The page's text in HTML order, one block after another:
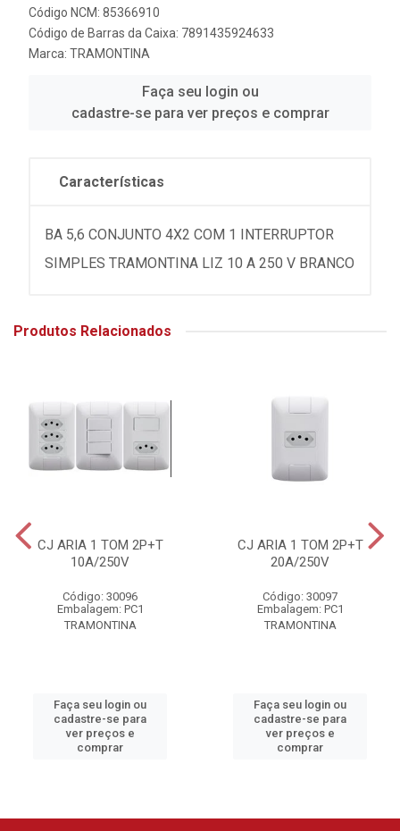
Código NCM: 85366910
Código de Barras da Caixa: 7891435924633
Marca: TRAMONTINA
Faça seu login ou
cadastre-se para ver preços e comprar
Características
BA 5,6 CONJUNTO 4X2 COM 1 INTERRUPTOR
SIMPLES TRAMONTINA LIZ 10 A 250 V BRANCO
Produtos Relacionados
CJ ARIA 1 TOM 2P+T
10A/250V
Código: 30096
Embalagem: PC1
TRAMONTINA
Faça seu login ou
cadastre-se para
ver preços e
comprar
CJ ARIA 1 TOM 2P+T
20A/250V
Código: 30097
Embalagem: PC1
TRAMONTINA
Faça seu login ou
cadastre-se para
ver preços e
comprar